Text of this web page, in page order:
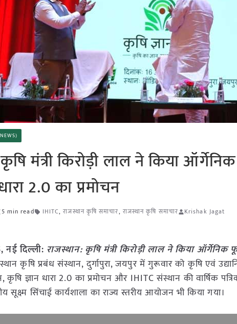
मंत्री किरोड़ी लाल ने किया
2.0 का प्रमोचन
5 min read IHITC,राजस्थान कृषि समाचार, राजस्थान कृषि समाचार Krishak Jagat
दिल्ली: राजस्थान: कृषि मंत्री किरोड़ी लाल ने किया ऑर्गेनिक
कृषि प्रबंध संस्थान, दुर्गापुरा, जयपुर में गुरूवार को कृषि एवं
कृषि ज्ञान धारा 2.0 का प्रमोचन और IHITC संस्थान की वार्षिक
सूक्ष्म सिंचाई कार्यशाला का राज्य स्तरीय आयोजन भी किया गया।